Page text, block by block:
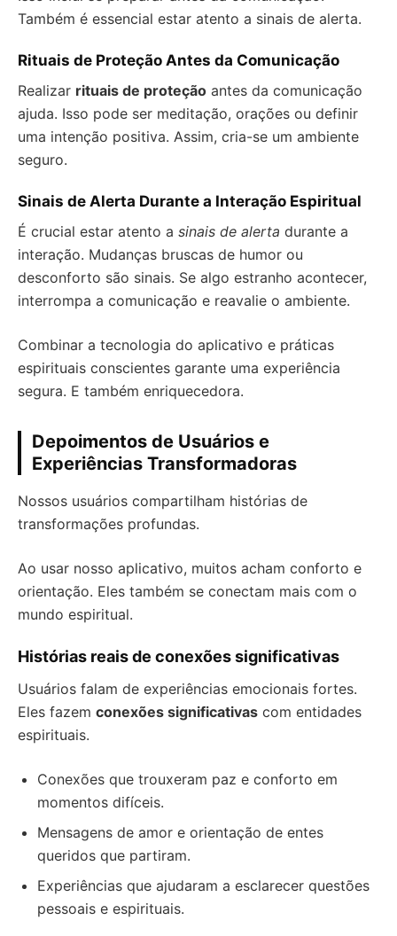
Também é essencial estar atento a sinais de alerta.
Rituais de Proteção Antes da Comunicação
Realizar rituais de proteção antes da comunicação
ajuda. Isso pode ser meditação, orações ou definir
uma intenção positiva. Assim, cria-se um ambiente
seguro.
Sinais de Alerta Durante a Interação Espiritual
É crucial estar atento a sinais de alerta durante a
interação. Mudanças bruscas de humor ou
desconforto são sinais. Se algo estranho acontecer,
interrompa a comunicação e reavalie o ambiente.
Combinar a tecnologia do aplicativo e práticas
espirituais conscientes garante uma experiência
segura. E também enriquecedora.
Depoimentos de Usuários e
Experiências Transformadoras
Nossos usuários compartilham histórias de
transformações profundas.
Ao usar nosso aplicativo, muitos acham conforto e
orientação. Eles também se conectam mais com o
mundo espiritual.
Histórias reais de conexões significativas
Usuários falam de experiências emocionais fortes.
Eles fazem conexões significativas com entidades
espirituais.
Conexões que trouxeram paz e conforto em
momentos difíceis.
Mensagens de amor e orientação de entes
queridos que partiram.
Experiências que ajudaram a esclarecer questões
pessoais e espirituais.